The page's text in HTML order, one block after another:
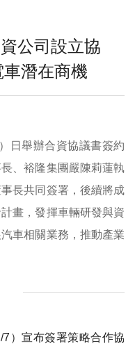
公司設立協
潛在商機
日舉辦合資協議書簽約
、裕隆集團嚴陳莉蓮執
長共同簽署，後續將成
畫，發揮車輛研發與資
車相關業務，推動產業
7）宣布簽署策略合作協